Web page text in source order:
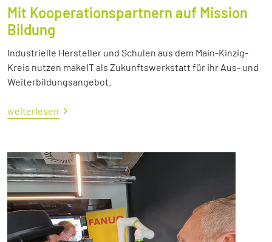
Mit Kooperationspartnern auf Mission
Bildung
Industrielle Hersteller und Schulen aus dem Main-Kinzig-
Kreis nutzen makeIT als Zukunftswerkstatt für ihr Aus- und
Weiterbildungsangebot.
weiterlesen